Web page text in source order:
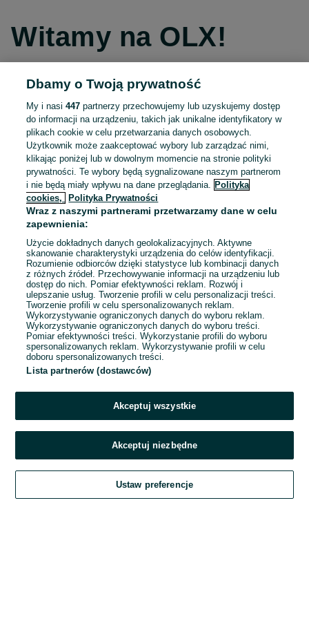
Witamy na OLX!
Kontynuuj przez Facebooka
Kontynuuj przez konto Apple
Kontynuuj przez konto Google
LUB
E-mail
Hasło
Zaloguj się
Kontynuując za pośrednictwem jednego z dostawców wskazanych powyżej,
OLX.pl w jego aktualnym brzmieniu.
Dbamy o Twoją prywatność
My i nasi447 partnerzy przechowujemy lub uzyskujemy dostęp
do informacji na urządzeniu, takich jak unikalne identyfikatory w
plikach cookie w celu przetwarzania danych osobowych.
Użytkownik może zaakceptować wybory lub zarządzać nimi,
klikając poniżej lub w dowolnym momencie na stronie polityki
prywatności. Te wybory będą sygnalizowane naszym partnerom
i nie będą miały wpływu na dane przeglądania.
Polityka
cookies,
Polityka Prywatności
Wraz z naszymi partnerami przetwarzamy dane w celu
zapewnienia:
Użycie dokładnych danych geolokalizacyjnych. Aktywne
skanowanie charakterystyki urządzenia do celów identyfikacji.
Rozumienie odbiorców dzięki statystyce lub kombinacji danych
z różnych źródeł. Przechowywanie informacji na urządzeniu lub
dostęp do nich. Pomiar efektywności reklam. Rozwój i
ulepszanie usług. Tworzenie profili w celu personalizacji treści.
Tworzenie profili w celu spersonalizowanych reklam.
Wykorzystywanie ograniczonych danych do wyboru reklam.
Wykorzystywanie ograniczonych danych do wyboru treści.
Pomiar efektywności treści. Wykorzystanie profili do wyboru
spersonalizowanych reklam. Wykorzystywanie profili w celu
doboru spersonalizowanych treści.
Lista partnerów (dostawców)
Akceptuj wszystkie
Akceptuj niezbędne
Ustaw preferencje